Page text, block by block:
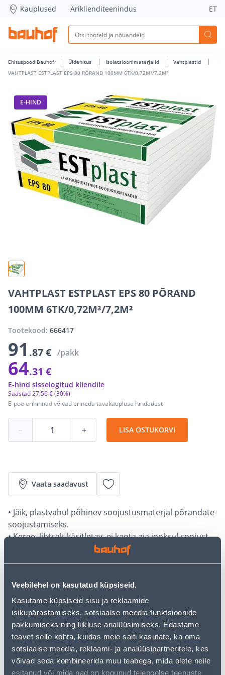
Veebilehel on kasutatud küpsiseid.
Kasutame küpsiseid sisu ja reklaamide
isikupärastamiseks, sotsiaalse meedia funktsioonide
pakkumiseks ning liikluse analüüsimiseks. Edastame
teavet selle kohta, kuidas meie saiti kasutate, ka oma
sotsiaalse meedia, reklaami- ja analüüsipartneritele, kes
võivad seda kombineerida muu teabega, mida olete neile
esitanud või mida nad on kogunud teiepoolse teenuste
VAHTPLAST ESTPLAST EPS 80 PÕRAND 100MM 6TK/
Kauplused Äriklienditeenindus ET
Ehituspood Bauhof Üldehitus Isolatsioonimaterjalid
Vahtplastid
VAHTPLAST ESTPLAST EPS 80 PÕRAND 100MM 6TK/0,72M³/7,2M²
E-HIND
VAHTPLAST ESTPLAST EPS 80 PÕRAND
100MM 6TK/0,72M³/7,2M²
Tootekood: 666417
91 .87 € /pakk
64.31 €
E-poe erihinnad võivad erineda tavakaupluse hindadest
Säästad27.56 €(30%)
E-hind sisselogitud kliendile
− + LISA OSTUKORVI
Vaata saadavust
• Jäik, plastvahul põhinev soojustusmaterjal põrandate
soojustamiseks.
• Kerge, lihtsalt käsitletav, ei kaota aja jooksul soojust
• Plaadi paksus on 100 mm. Pakis on 6 plaati ehk 7,2
• Tuleohutuse klass E.
• 14-päevane tagastusõigus.
Järelmaksu kalkulaator